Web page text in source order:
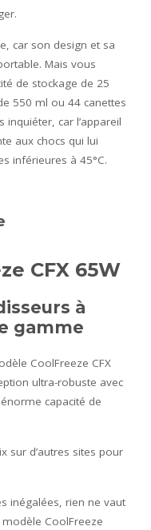
car son design et sa
Mais vous
de stockage de 25
550 ml ou 44 canettes
inquiéter, car l’appareil
aux chocs qui lui
inférieures à 45°C.
CFX 65W
à
gamme
CoolFreeze CFX
ultra-robuste avec
capacité de
sur d’autres sites pour
inégalées, rien ne vaut
CoolFreeze